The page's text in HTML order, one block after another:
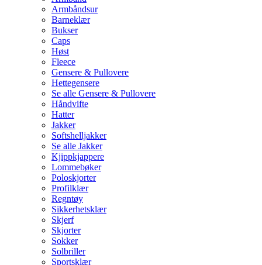
Armbåndsur
Barneklær
Bukser
Caps
Høst
Fleece
Gensere & Pullovere
Hettegensere
Se alle Gensere & Pullovere
Håndvifte
Hatter
Jakker
Softshelljakker
Se alle Jakker
Kjippkjappere
Lommebøker
Poloskjorter
Profilklær
Regntøy
Sikkerhetsklær
Skjerf
Skjorter
Sokker
Solbriller
Sportsklær